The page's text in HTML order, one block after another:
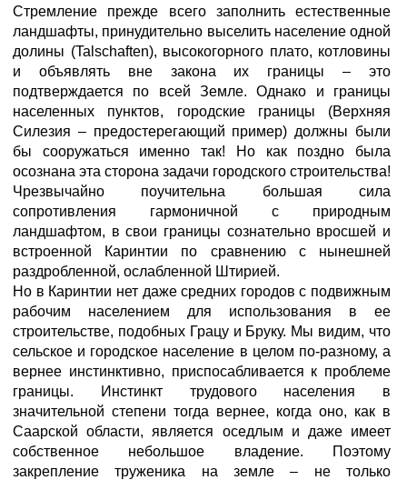
Стремление прежде всего заполнить естественные
ландшафты, принудительно выселить население одной
долины (Talschaften), высокогорного плато, котловины
и объявлять вне закона их границы – это
подтверждается по всей Земле. Однако и границы
населенных пунктов, городские границы (Верхняя
Силезия – предостерегающий пример) должны были
бы сооружаться именно так! Но как поздно была
осознана эта сторона задачи городского строительства!
Чрезвычайно поучительна большая сила
сопротивления гармоничной с природным
ландшафтом, в свои границы сознательно вросшей и
встроенной Каринтии по сравнению с нынешней
раздробленной, ослабленной Штирией.
Но в Каринтии нет даже средних городов с подвижным
рабочим населением для использования в ее
строительстве, подобных Грацу и Бруку. Мы видим, что
сельское и городское население в целом по-разному, а
вернее инстинктивно, приспосабливается к проблеме
границы. Инстинкт трудового населения в
значительной степени тогда вернее, когда оно, как в
Саарской области, является оседлым и даже имеет
собственное небольшое владение. Поэтому
закрепление труженика на земле – не только